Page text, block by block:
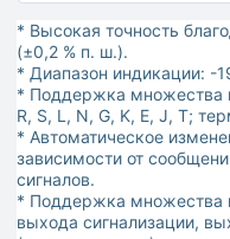
* Высокая точность
(±0,2 % п. ш.).
* Диапазон индикации: -
* Поддержка множества
R, S, L, N, G, K, E, J, T;
* Автоматическое
зависимости от
сигналов.
* Поддержка множества
выхода сигнализации,